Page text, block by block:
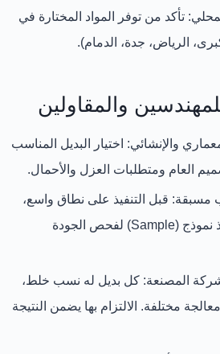
تأكد من توفر المواد المختارة في
الرياض، جدة، الدمام).
والمقاولين
والإنشائي: اختيار البديل المناسب
العام ومتطلبات العزل والأحمال.
مسبقة: قبل التنفيذ على نطاق واسع،
اطلب من المقاول تنفيذ نموذج (Sample) لفحص الجودة
المصنعة: كل بديل له نسب خلط،
مختلفة. الالتزام بها يضمن النتيجة